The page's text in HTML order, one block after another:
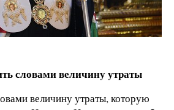
словами величину утраты
величину утраты, которую